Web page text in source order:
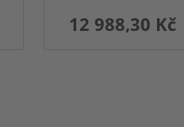
12 988,30 Kč